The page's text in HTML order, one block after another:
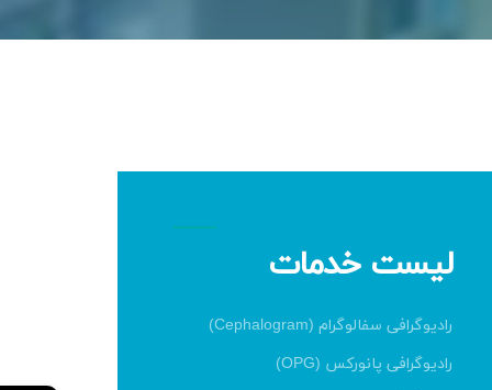
لیست خدمات
رادیوگرافی سفالوگرام (Cephalogram)
رادیوگرافی پانورکس (OPG)